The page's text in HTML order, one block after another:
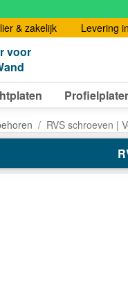
& zakelijk Levering
voor
RVS schroeven |